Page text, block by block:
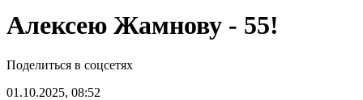
Алексею Жамнову - 55!
Поделиться в соцсетях
01.10.2025, 08:52